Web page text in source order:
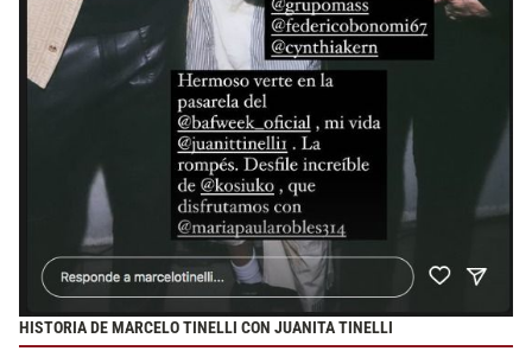
HISTORIA DE MARCELO TINELLI CON JUANITA TINELLI